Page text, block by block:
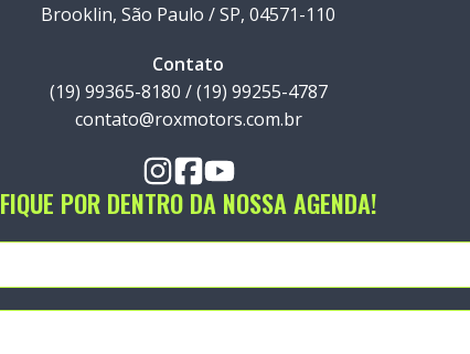
Brooklin, São Paulo / SP, 04571-110
Contato
(19) 99365-8180 / (19) 99255-4787
contato@roxmotors.com.br
FIQUE POR DENTRO DA NOSSA AGENDA!